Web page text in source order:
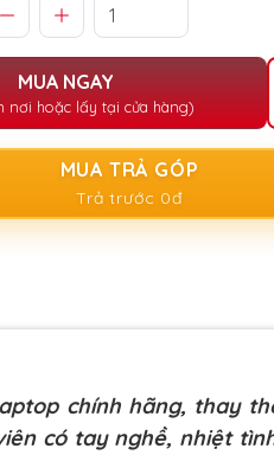
MUA NGAY
nơi hoặc lấy tại cửa hàng)
MUA TRẢ GÓP
Trả trước 0đ
chính hãng, thay
có tay nghề, nhiệt